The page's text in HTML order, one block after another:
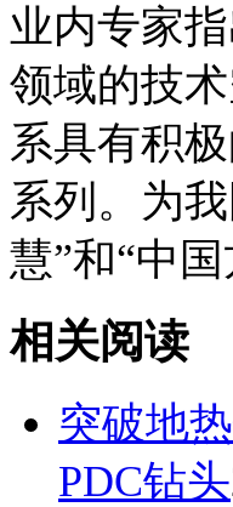
业内专家
领域的技
系具有积
系列。为
慧”和“中国
相关阅读
突破地
PDC钻头